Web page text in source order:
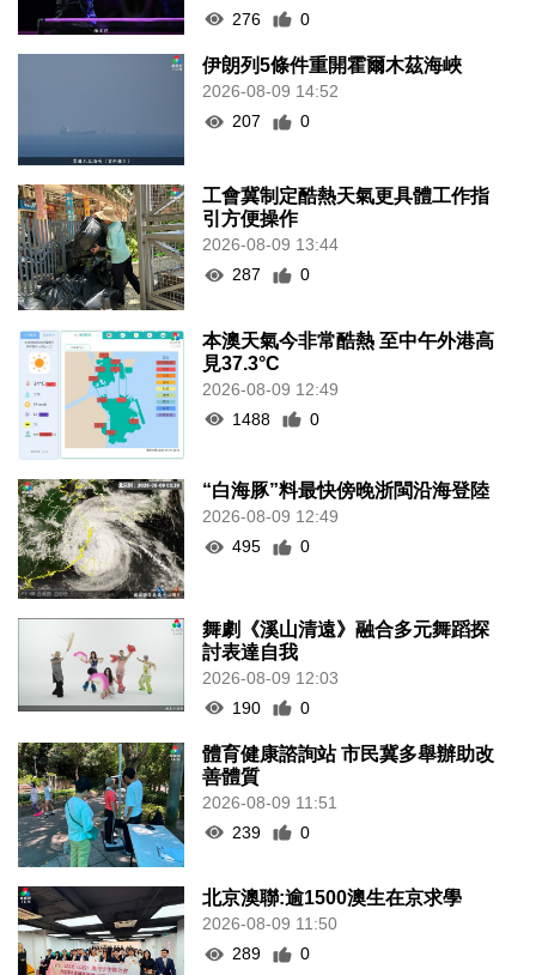
276
0
伊朗列5條件重開霍爾木茲海峽
2026-08-09 14:52
207
0
工會冀制定酷熱天氣更具體工作指
引方便操作
2026-08-09 13:44
287
0
本澳天氣今非常酷熱 至中午外港高
見37.3°C
2026-08-09 12:49
1488
0
“白海豚”料最快傍晚浙閩沿海登陸
2026-08-09 12:49
495
0
舞劇《溪山清遠》融合多元舞蹈探
討表達自我
2026-08-09 12:03
190
0
體育健康諮詢站 市民冀多舉辦助改
善體質
2026-08-09 11:51
239
0
北京澳聯:逾1500澳生在京求學
2026-08-09 11:50
289
0